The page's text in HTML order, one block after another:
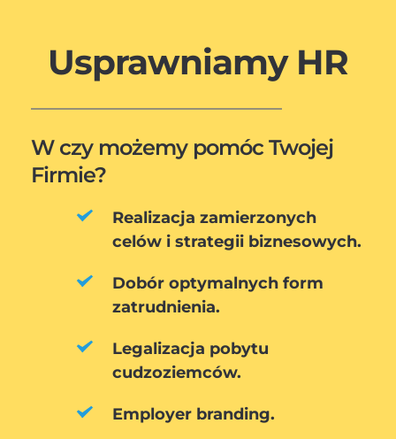
Usprawniamy HR
W czy możemy pomóc Twojej
Firmie?
Realizacja zamierzonych
celów i strategii biznesowych.
Dobór optymalnych form
zatrudnienia.
Legalizacja pobytu
cudzoziemców.
Employer branding.